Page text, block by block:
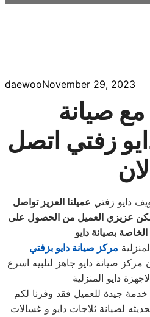
daewooNovember 29, 2023
صيانة
زفتي اتصل
الان
دايو زفتي عميلنا العزيز تواصل
عزيزي العميل من الحصول على
بصيانة دايو
مركز صيانة دايو بزفتي
مركز صيانة دايو جاهز لتلبيه اسرع
دايو المنزلية
لصيانة ثلاجات دايو و غسالات